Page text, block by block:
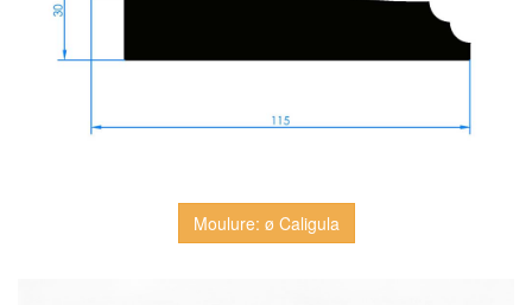
Moulure: ø Caligula